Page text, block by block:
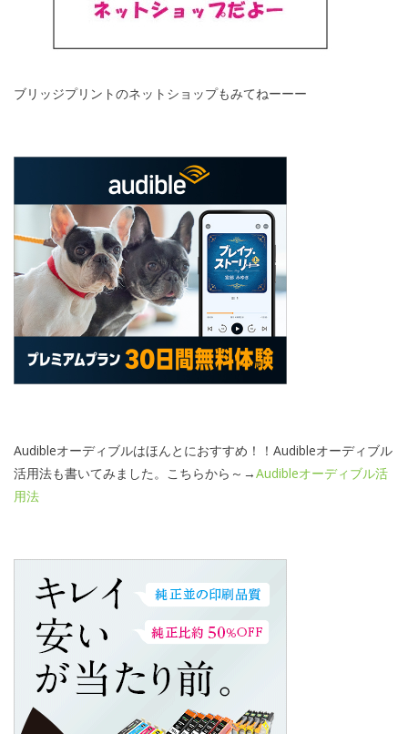
ブリッジプリントのネットショップもみてねーーー
Audibleオーディブルはほんとにおすすめ！！Audibleオーディブル
活用法も書いてみました。こちらから～→Audibleオーディブル活
用法